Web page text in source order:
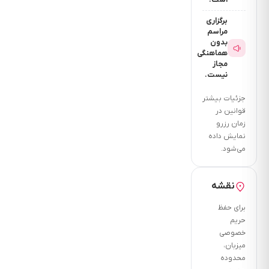
است؟
5
دقیقه
فاصله
تا
شاپ
چنددقیقه
است؟
تا
پاساژ
است؟
برگزاری
مراسم
بدون
هماهنگی
مجاز
نیست.
جزئیات بیشتر
قوانین در
زمان رزرو
نمایش داده
می‌شود.
نقشه
برای حفظ
حریم
خصوصی
میزبان،
محدوده